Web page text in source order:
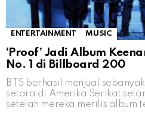
ENTERTAINMENT MUSIC
‘Proof’ Jadi Album
No. 1 di Billboard 200
BTS berhasil menjual
setara di Amerika Serikat
setelah mereka merilis album